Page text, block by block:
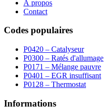
À propos
Contact
Codes populaires
P0420 – Catalyseur
P0300 – Ratés d'allumage
P0171 – Mélange pauvre
P0401 – EGR insuffisant
P0128 – Thermostat
Informations